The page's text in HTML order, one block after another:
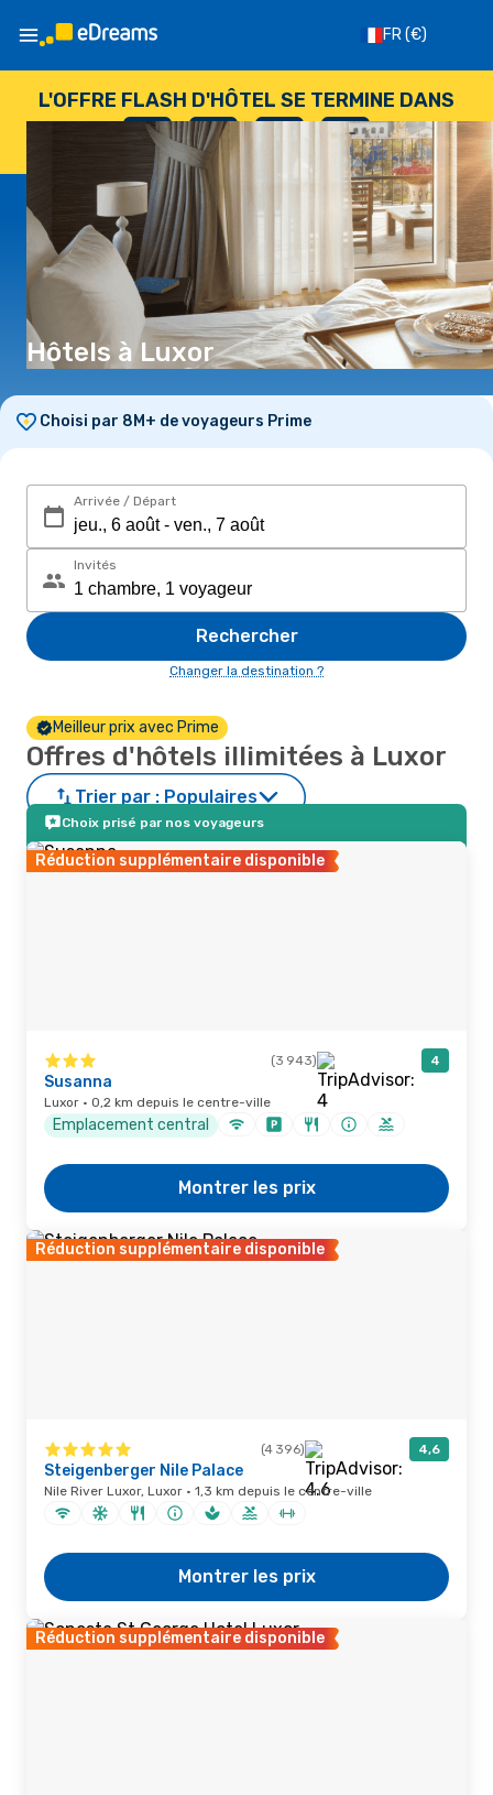
FR(€)
L'OFFRE FLASH D'HÔTEL SE TERMINE DANS
--
JOURS
: --
HEURES
: --
SECONDES
Hôtels à Luxor
Choisi par 8M+ de voyageurs Prime
Arrivée / Départ
Invités
Rechercher
Changer la destination ?
Meilleur prix avec Prime
Offres d'hôtels illimitées à Luxor
Trier par : Populaires
Choix prisé par nos voyageurs
Réduction supplémentaire disponible
(3 943) 4
Susanna
Luxor · 0,2 km depuis le centre-ville
Emplacement central
Montrer les prix
Réduction supplémentaire disponible
(4 396) 4,6
Steigenberger Nile Palace
Nile River Luxor, Luxor · 1,3 km depuis le centre-ville
Montrer les prix
Réduction supplémentaire disponible